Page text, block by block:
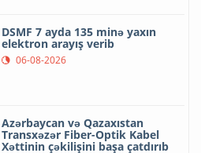
DSMF 7 ayda 135 minə yaxın
elektron arayış verib
06-08-2026
Azərbaycan və Qazaxıstan
Transxəzər Fiber-Optik Kabel
Xəttinin çəkilişini başa çatdırıb